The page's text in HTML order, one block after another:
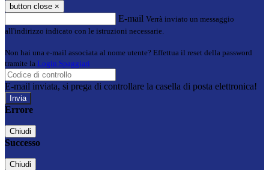
button close ×
E-mail Verrà inviato un messaggio
all'indirizzo indicato con le istruzioni necessarie.
Non hai una e-mail associata al nome utente? Effettua il reset della password
tramite la Login Spaggiari
E-mail inviata, si prega di controllare la casella di posta elettronica!
Errore
Chiudi
Successo
Chiudi